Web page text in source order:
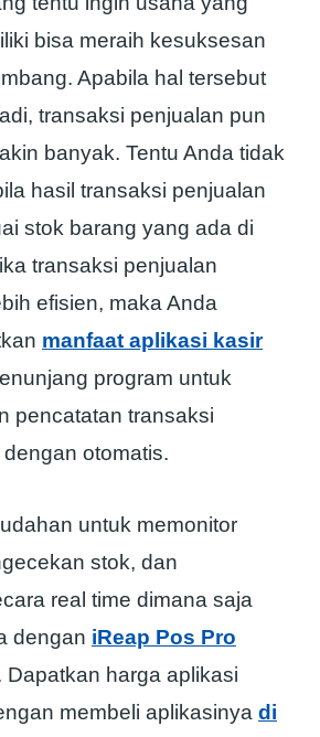
bisa meraih kesuksesan
Apabila hal tersebut
transaksi penjualan pun
banyak. Tentu Anda tidak
hasil transaksi penjualan
stok barang yang ada di
transaksi penjualan
efisien, maka Anda
manfaat aplikasi kasir
program untuk
pencatatan transaksi
otomatis.
untuk memonitor
stok, dan
real time dimana saja
dengan iReap Pos Pro
Dapatkan harga aplikasi
membeli aplikasinya di